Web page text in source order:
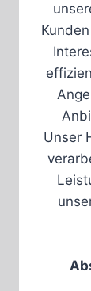
Unser